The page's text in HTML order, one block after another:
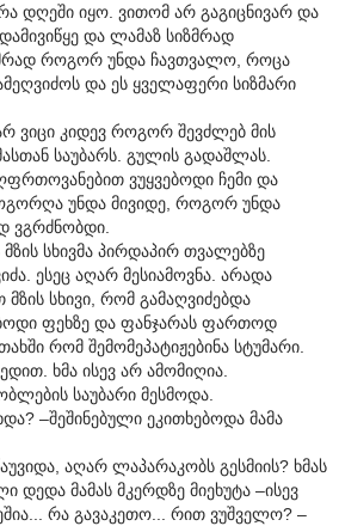
დღეში იყო. ვითომ არ გაგიცნივარ და
და ლამაზ სიზმრად
როგორ უნდა ჩავთვალო, როცა
და ეს ყველაფერი სიზმარი
ვიცი კიდევ როგორ შევძლებ მის
საუბარს. გულის გადაშლას.
ვუყვებოდი ჩემი და
უნდა მივიდე, როგორ უნდა
ვგრძნობდი.
სხივმა პირდაპირ თვალებზე
ესეც აღარ მესიამოვნა. არადა
სხივი, რომ გამაღვიძებდა
ფეხზე და ფანჯარას ფართოდ
რომ შემომეპატიჟებინა სტუმარი.
ხმა ისევ არ ამომიღია.
საუბარი მესმოდა.
–შეშინებული ეკითხებოდა მამა
აღარ ლაპარაკობს გესმიის? ხმას
დედა მამას მკერდზე მიეხუტა –ისევ
რა გავაკეთო... რით ვუშველო? –